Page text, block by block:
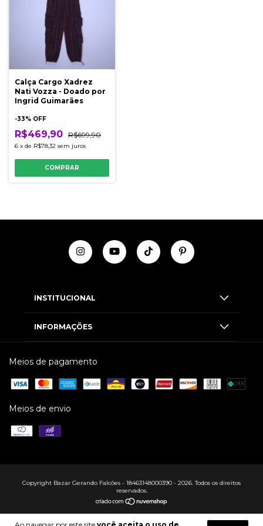
Calça Cargo Xadrez
Nati Vozza - Doado por
Ingrid Guimarães
-33% OFF
R$469,90 R$699,90
6 x de R$78,32 sem juros
COMPRAR
INSTITUCIONAL
INFORMAÇÕES
Meios de pagamento
Meios de envio
Copyright Bazar Gerando Falcões - 18463148000390 - 2026. Todos os direitos
reservados.